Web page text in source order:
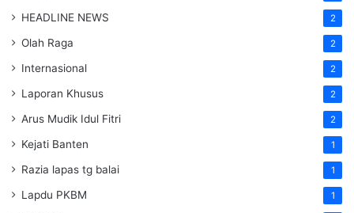
HEADLINE NEWS 2
Olah Raga 2
Internasional 2
Laporan Khusus 2
Arus Mudik Idul Fitri 2
Kejati Banten 1
Razia lapas tg balai 1
Lapdu PKBM 1